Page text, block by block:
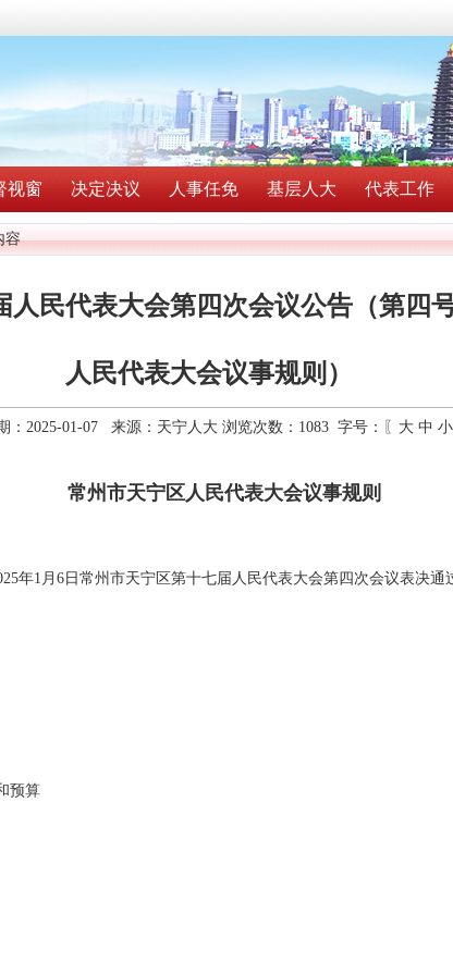
视窗 决定决议 人事任免 基层人大 代表工作
容
人民代表大会第四次会议公告（第四
人民代表大会议事规则）
：2025-01-07 来源：天宁人大 浏览次数： 1083 字号：〖 大 中 小
常州市天宁区人民代表大会议事规则
年1月6日常州市天宁区第十七届人民代表大会第四次会议表决通
预算